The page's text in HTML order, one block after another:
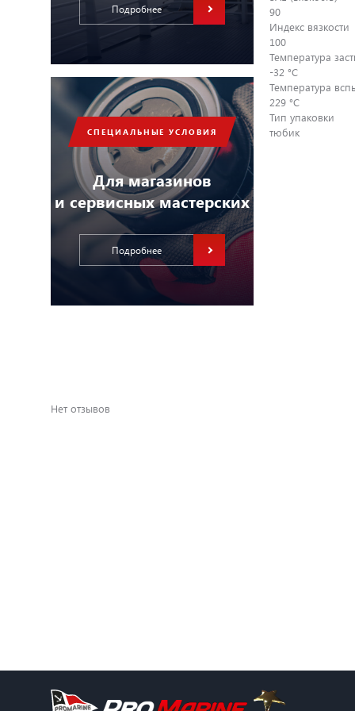
Подробнее
СПЕЦИАЛЬНЫЕ УСЛОВИЯ
Для магазинов
и сервисных мастерских
Подробнее
90
Индекс вязкости
100
Температура
-32 °С
Температура
229 °С
Тип упаковки
тюбик
Нет отзывов